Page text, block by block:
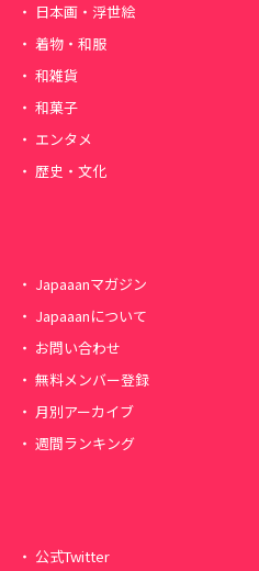
日本画・浮世絵
着物・和服
和雑貨
和菓子
エンタメ
歴史・文化
Japaaanマガジン
Japaaanについて
お問い合わせ
無料メンバー登録
月別アーカイブ
週間ランキング
公式Twitter